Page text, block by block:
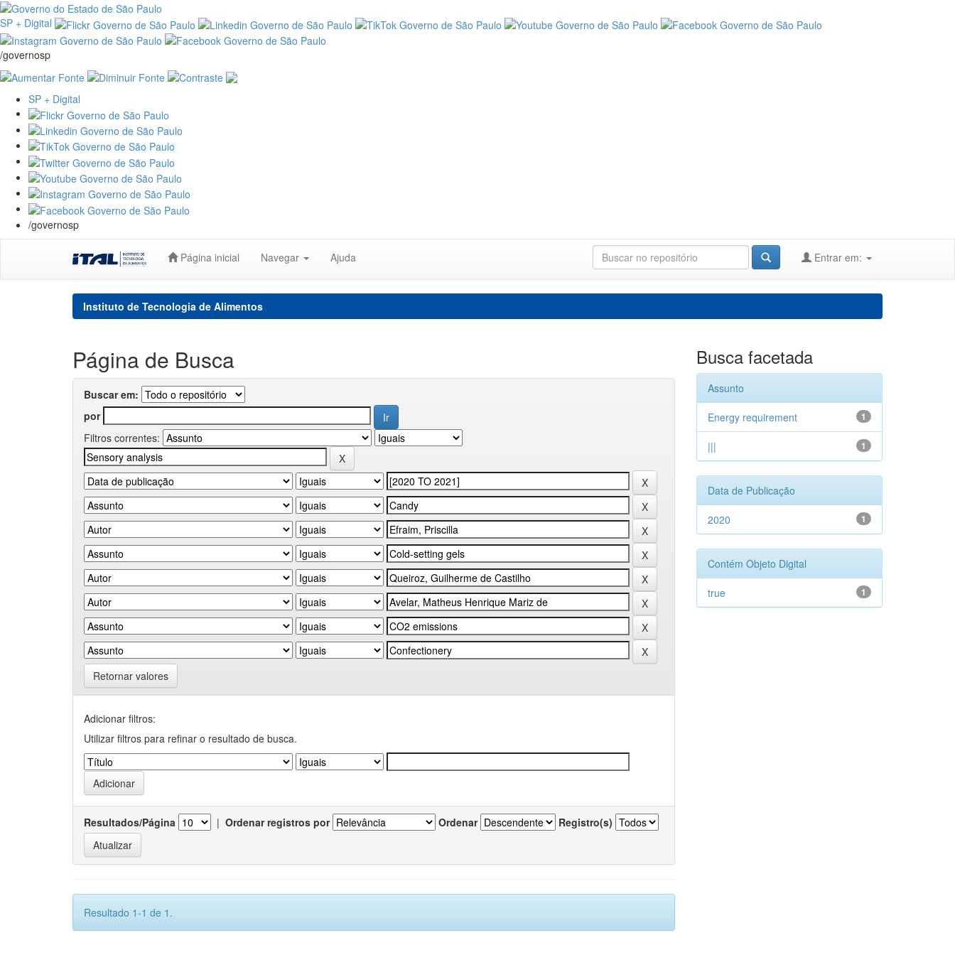
SP + Digital
/governosp
SP + Digital
/governosp
Página inicial Navegar Ajuda Entrar em:
Instituto de Tecnologia de Alimentos
Página de Busca
Buscar em:
por
Filtros correntes:
Retornar valores
Adicionar filtros:
Utilizar filtros para refinar o resultado de busca.
Resultados/Página | Ordenar registros por Ordenar Registro(s)
Resultado 1-1 de 1.
Busca facetada
Assunto
1
Energy requirement
1
|||
Data de Publicação
1
2020
Contém Objeto Digital
1
true